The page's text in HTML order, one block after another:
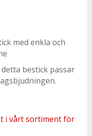
med enkla och
bestick passar
i vårt sortiment för